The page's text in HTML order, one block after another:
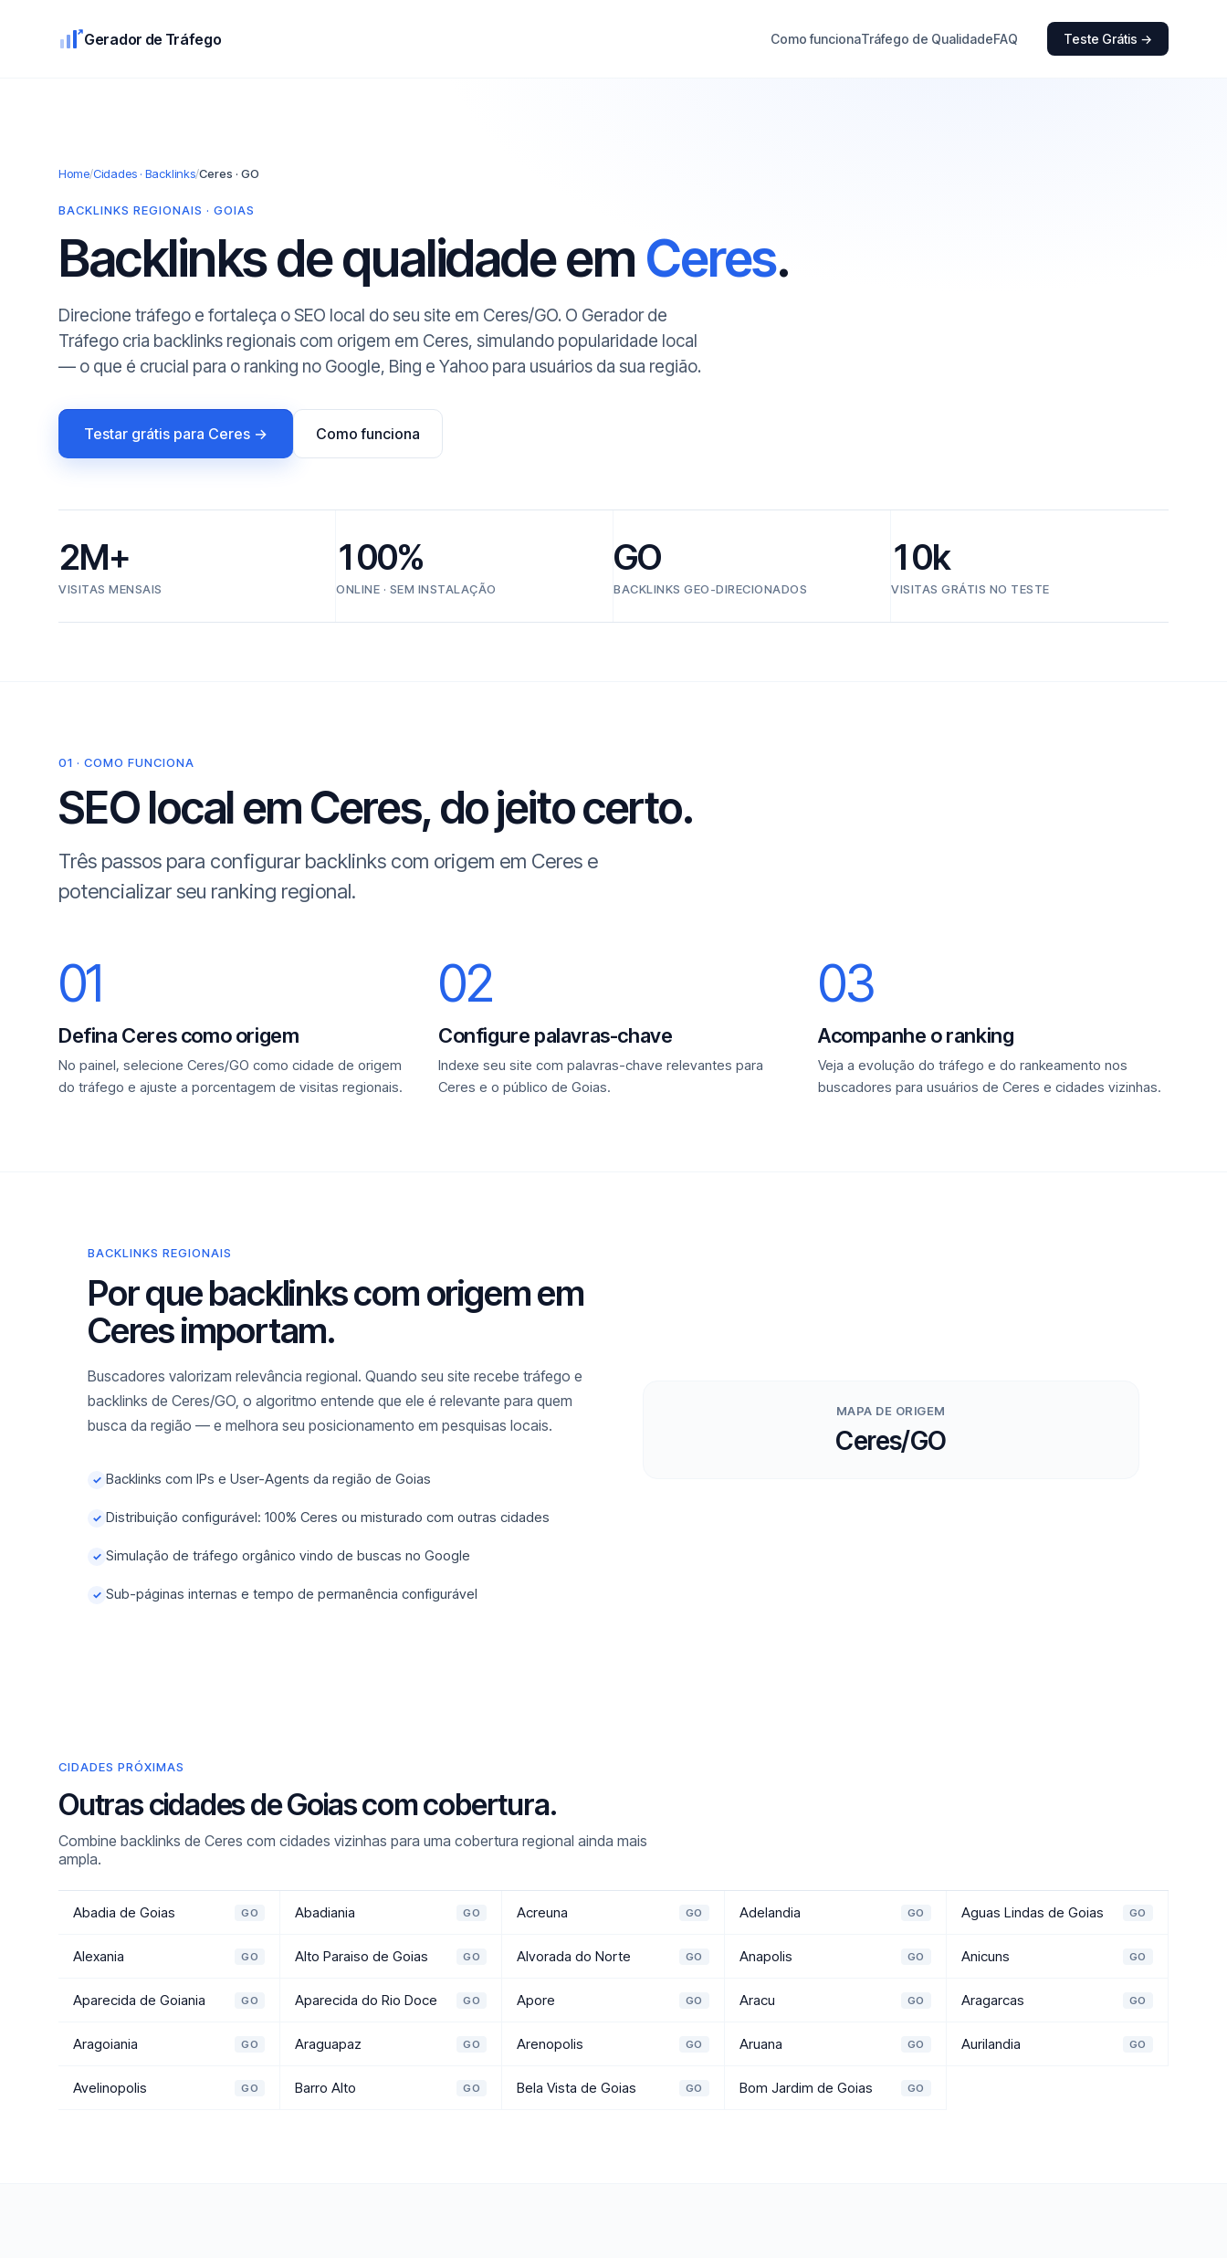
Gerador de Tráfego Como funcionaTráfego de QualidadeFAQ Teste Grátis →
Home/Cidades · Backlinks/Ceres · GO
BACKLINKS REGIONAIS · GOIAS
Backlinks de qualidade em Ceres.
Direcione tráfego e fortaleça o SEO local do seu site em Ceres/GO. O Gerador de
Tráfego cria backlinks regionais com origem em Ceres, simulando popularidade local
— o que é crucial para o ranking no Google, Bing e Yahoo para usuários da sua região.
Testar grátis para Ceres → Como funciona
2M+
VISITAS MENSAIS
100%
ONLINE · SEM INSTALAÇÃO
GO
BACKLINKS GEO-DIRECIONADOS
10k
VISITAS GRÁTIS NO TESTE
01 · COMO FUNCIONA
SEO local em Ceres, do jeito certo.
Três passos para configurar backlinks com origem em Ceres e
potencializar seu ranking regional.
01
Defina Ceres como origem
No painel, selecione Ceres/GO como cidade de origem
do tráfego e ajuste a porcentagem de visitas regionais.
02
Configure palavras-chave
Indexe seu site com palavras-chave relevantes para
Ceres e o público de Goias.
03
Acompanhe o ranking
Veja a evolução do tráfego e do rankeamento nos
buscadores para usuários de Ceres e cidades vizinhas.
BACKLINKS REGIONAIS
Por que backlinks com origem em
Ceres importam.
Buscadores valorizam relevância regional. Quando seu site recebe tráfego e
backlinks de Ceres/GO, o algoritmo entende que ele é relevante para quem
busca da região — e melhora seu posicionamento em pesquisas locais.
✓ Backlinks com IPs e User-Agents da região de Goias
✓ Distribuição configurável: 100% Ceres ou misturado com outras cidades
✓ Simulação de tráfego orgânico vindo de buscas no Google
✓ Sub-páginas internas e tempo de permanência configurável
MAPA DE ORIGEM
Ceres/GO
CIDADES PRÓXIMAS
Outras cidades de Goias com cobertura.
Combine backlinks de Ceres com cidades vizinhas para uma cobertura regional ainda mais
ampla.
Abadia de Goias GO Abadiania GO Acreuna GO Adelandia GO Aguas Lindas de Goias GO
Alexania GO Alto Paraiso de Goias GO Alvorada do Norte GO Anapolis GO Anicuns GO
Aparecida de Goiania GO Aparecida do Rio Doce GO Apore GO Aracu GO Aragarcas GO
Aragoiania GO Araguapaz GO Arenopolis GO Aruana GO Aurilandia GO
Avelinopolis GO Barro Alto GO Bela Vista de Goias GO Bom Jardim de Goias GO